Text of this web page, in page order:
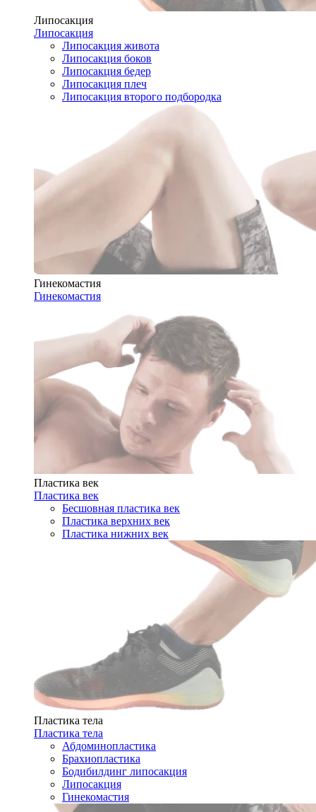
Липосакция
Липосакция
Липосакция живота
Липосакция боков
Липосакция бедер
Липосакция плеч
Липосакция второго подбородка
Гинекомастия
Гинекомастия
Пластика век
Пластика век
Бесшовная пластика век
Пластика верхних век
Пластика нижних век
Пластика тела
Пластика тела
Абдоминопластика
Брахиопластика
Бодибилдинг липосакция
Липосакция
Гинекомастия